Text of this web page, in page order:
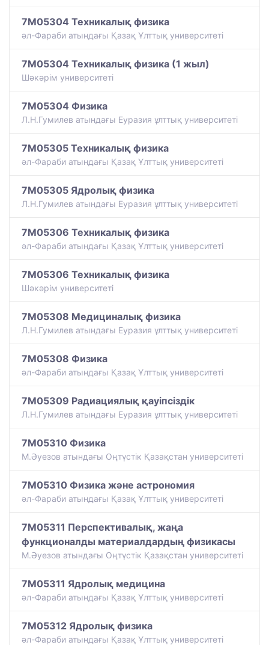
7M05304 Техникалық физика
әл-Фараби атындағы Қазақ Ұлттық университеті
7M05304 Техникалық физика (1 жыл)
Шәкәрім университеті
7M05304 Физика
Л.Н.Гумилев атындағы Еуразия ұлттық университеті
7M05305 Техникалық физика
әл-Фараби атындағы Қазақ Ұлттық университеті
7M05305 Ядролық физика
Л.Н.Гумилев атындағы Еуразия ұлттық университеті
7M05306 Техникалық физика
әл-Фараби атындағы Қазақ Ұлттық университеті
7M05306 Техникалық физика
Шәкәрім университеті
7M05308 Медициналық физика
Л.Н.Гумилев атындағы Еуразия ұлттық университеті
7M05308 Физика
әл-Фараби атындағы Қазақ Ұлттық университеті
7M05309 Радиациялық қауіпсіздік
Л.Н.Гумилев атындағы Еуразия ұлттық университеті
7M05310 Физика
М.Әуезов атындағы Оңтүстік Қазақстан университеті
7M05310 Физика және астрономия
әл-Фараби атындағы Қазақ Ұлттық университеті
7M05311 Перспективалық, жаңа
функционалды материалдардың физикасы
М.Әуезов атындағы Оңтүстік Қазақстан университеті
7M05311 Ядролық медицина
әл-Фараби атындағы Қазақ Ұлттық университеті
7M05312 Ядролық физика
әл-Фараби атындағы Қазақ Ұлттық университеті